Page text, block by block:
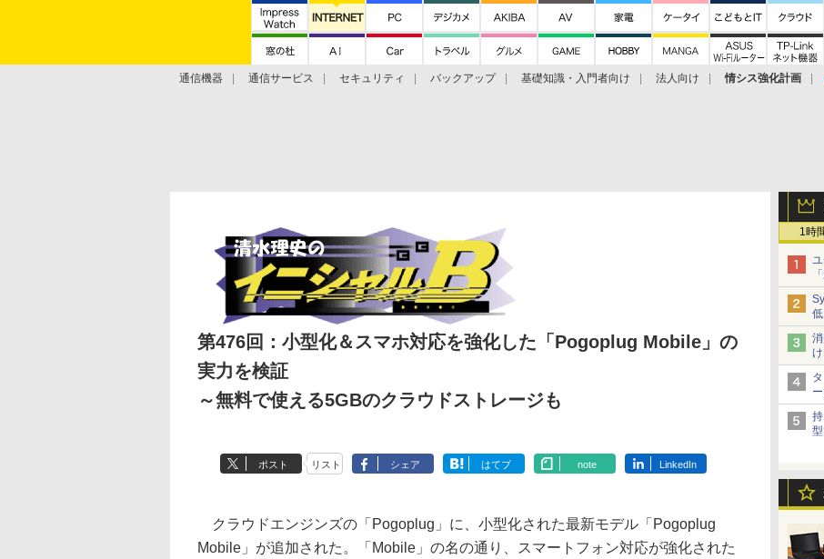
通信機器 通信サービス セキュリティ バックアップ 基礎知識・入門者向け 法人向け 情シス強化計画
1時
第476回：小型化＆スマホ対応を強化した「Pogoplug Mobile」の
実力を検証
～無料で使える5GBのクラウドストレージも
ポスト リスト シェア はてブ note LinkedIn
クラウドエンジンズの「Pogoplug」に、小型化された最新モデル「Pogoplug
Mobile」が追加された。「Mobile」の名の通り、スマートフォン対応が強化された